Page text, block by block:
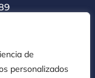
de
personalizados